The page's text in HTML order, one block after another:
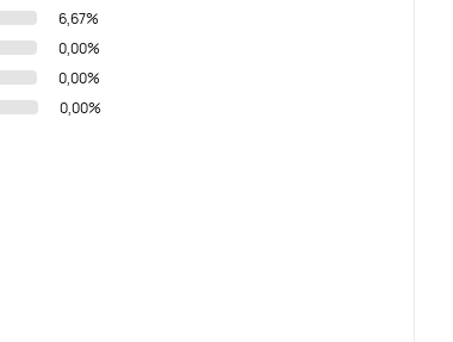
6,67%
0,00%
0,00%
0,00%